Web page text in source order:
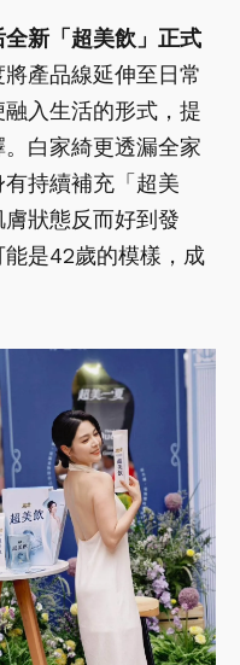
新「超美飲」正式
產品線延伸至日常
入生活的形式，提
白家綺更透漏全家
持續補充「超美
狀態反而好到發
是42歲的模樣，成